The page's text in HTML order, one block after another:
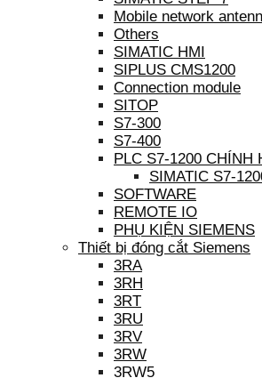
Mobile network
Others
SIMATIC HMI
SIPLUS CMS1200
Connection module
SITOP
S7-300
S7-400
PLC S7-1200 CHÍNH
SIMATIC S7-
SOFTWARE
REMOTE IO
PHỤ KIỆN SIEMENS
Thiết bị đóng cắt Siemens
3RA
3RH
3RT
3RU
3RV
3RW
3RW5